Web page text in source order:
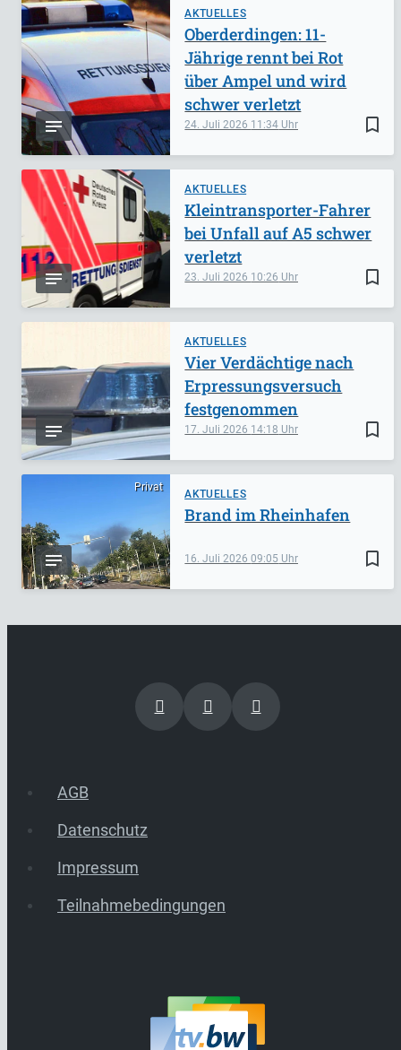
AKTUELLES
bookmark_border
24. Juli 2026 11:34
Oberderdingen: 11-
Jährige rennt bei Rot
über Ampel und wird
schwer verletzt
AKTUELLES
bookmark_border
23. Juli 2026 10:26
Kleintransporter-Fahrer
bei Unfall auf A5 schwer
verletzt
AKTUELLES
bookmark_border
17. Juli 2026 14:18
Vier Verdächtige nach
Erpressungsversuch
festgenommen
Privat
AKTUELLES
bookmark_border
16. Juli 202609:05
Brand im Rheinhafen
AGB
Datenschutz
Impressum
Teilnahmebedingungen